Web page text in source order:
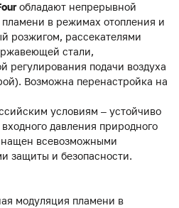
обладают непрерывной
в режимах отопления и
розжигом, рассекателями
стали,
регулирования подачи воздуха
Возможна перенастройка на
условиям – устойчиво
давления природного
всевозможными
защиты и безопасности.
модуляция пламени в